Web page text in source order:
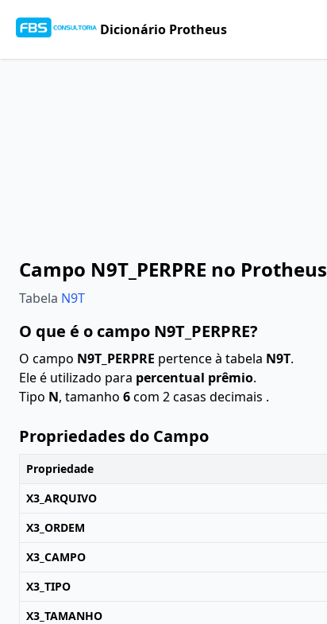
Dicionário Protheus
Campo N9T_PERPRE no Protheus
Tabela N9T
O que é o campo N9T_PERPRE?
O campo N9T_PERPRE pertence à tabela N9T.
Ele é utilizado para percentual prêmio.
Tipo N, tamanho 6com 2 casas decimais .
Propriedades do Campo
Propriedade
X3_ARQUIVO
X3_ORDEM
X3_CAMPO
X3_TIPO
X3_TAMANHO